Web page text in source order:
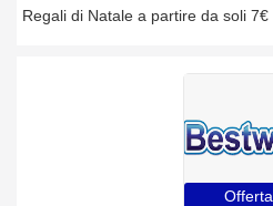
Regali di Natale a partire da soli 7€
Offerta